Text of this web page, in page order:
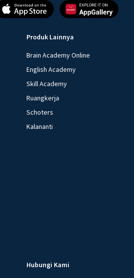
Produk Lainnya
Brain Academy Online
English Academy
Skill Academy
Ruangkerja
Schoters
Kalananti
Hubungi Kami